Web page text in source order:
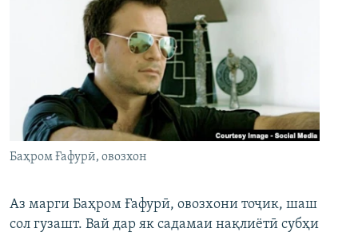
Баҳром Ғафурӣ, овозхон
Аз марги Баҳром Ғафурӣ, овозхони тоҷик, шаш
сол гузашт. Вай дар як садамаи нақлиётӣ субҳи